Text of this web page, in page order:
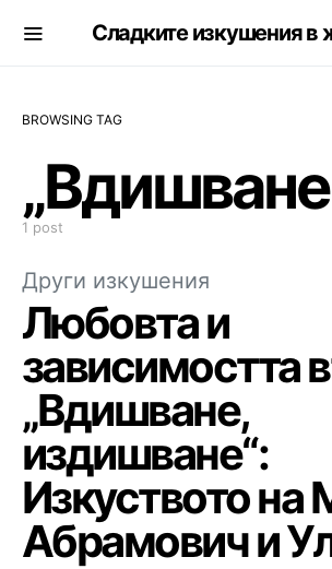
Сладките изкушения в
BROWSING TAG
„Вдишване
1 post
Други изкушения
Любовта и
зависимостта
„Вдишване,
издишване“:
Изкуството на
Абрамович и